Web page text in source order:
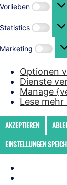
Vorlieben
Statistics
Marketing
Optionen
Dienste
Manage
Lese mehr
AKZEPTIEREN
EINSTELLUNGEN